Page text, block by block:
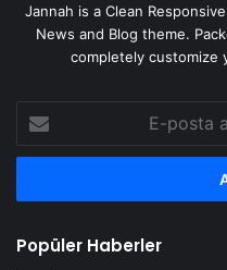
Jannah is a Clean
News and Blog theme.
completely customize
posta
adresinizi
Popüler Haberler